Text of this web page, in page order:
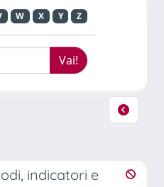
W X Y Z
indicatori e